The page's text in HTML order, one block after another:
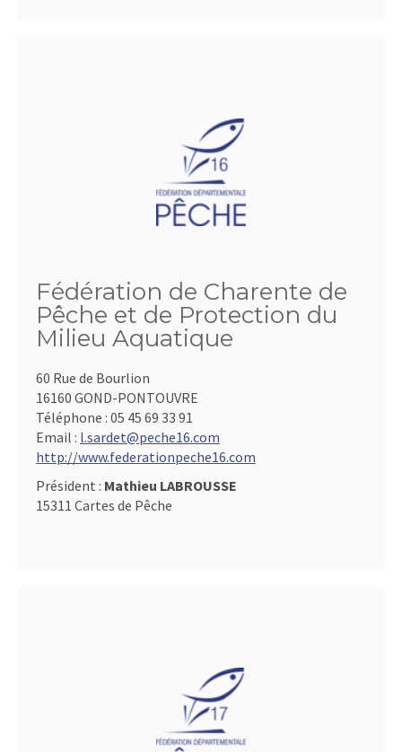
Fédération de Charente de
Pêche et de Protection du
Milieu Aquatique
60 Rue de Bourlion
16160 GOND-PONTOUVRE
Téléphone : 05 45 69 33 91
Email : l.sardet@peche16.com
http://www.federationpeche16.com
Président : Mathieu LABROUSSE
15311 Cartes de Pêche